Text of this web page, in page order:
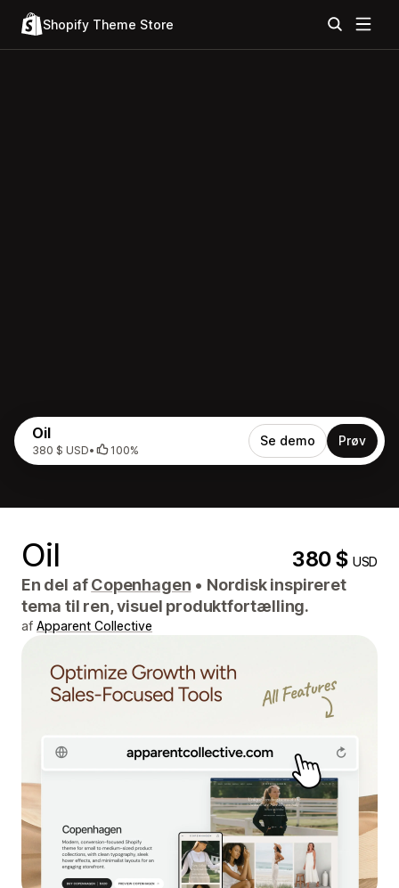
Shopify Theme Store
Oil
380 $ USD• 100%
Se demo Prøv
Oil 380 $USD
En del afCopenhagen • Nordisk inspireret
tema til ren, visuel produktfortælling.
af Apparent Collective